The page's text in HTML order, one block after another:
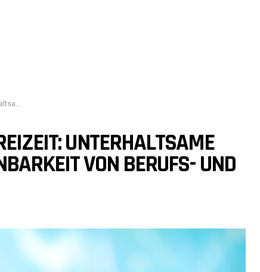
UNTERHALTSAME
VON BERUFS- UND